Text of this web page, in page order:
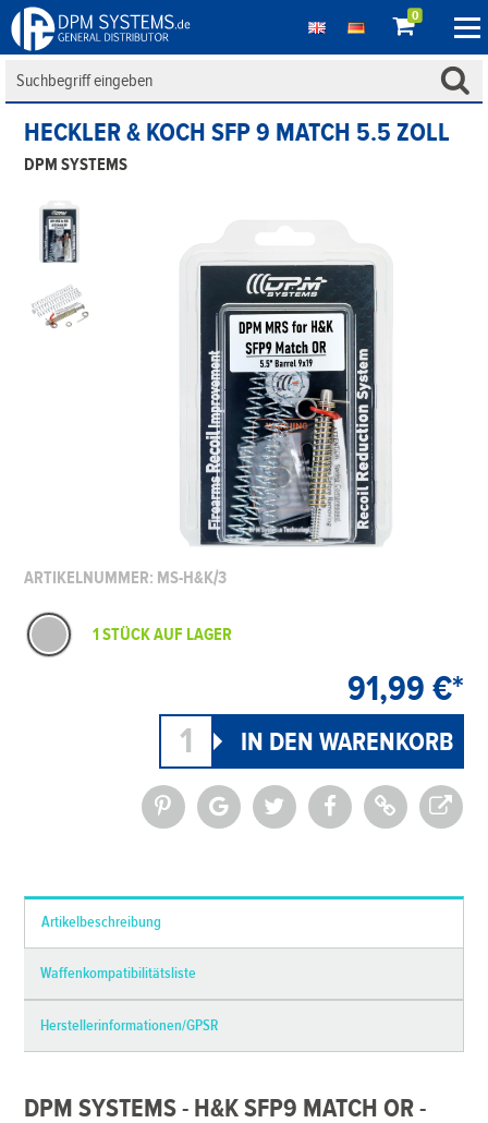
0
HECKLER & KOCH SFP 9 MATCH 5.5 ZOLL
DPM SYSTEMS
ARTIKELNUMMER: MS-H&K/3
1 STÜCK AUF LAGER
91,99 €*
Artikelbeschreibung
Waffenkompatibilitätsliste
Herstellerinformationen/GPSR
DPM SYSTEMS - H&K SFP9 MATCH OR -